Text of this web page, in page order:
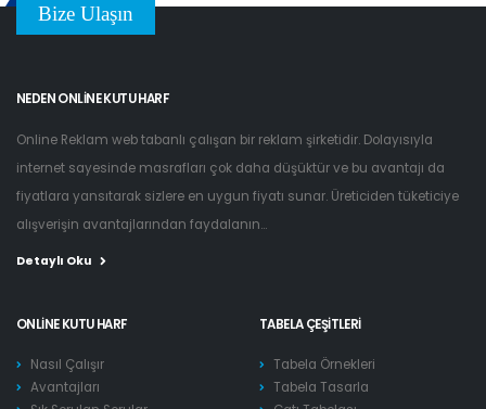
Bize Ulaşın
NEDEN ONLINE KUTU HARF
Online Reklam web tabanlı çalışan bir reklam şirketidir. Dolayısıyla
internet sayesinde masrafları çok daha düşüktür ve bu avantajı da
fiyatlara yansıtarak sizlere en uygun fiyatı sunar. Üreticiden tüketiciye
alışverişin avantajlarından faydalanın...
Detaylı Oku
ONLINE KUTU HARF
Nasıl Çalışır
Avantajları
TABELA ÇEŞITLERI
Tabela Örnekleri
Tabela Tasarla